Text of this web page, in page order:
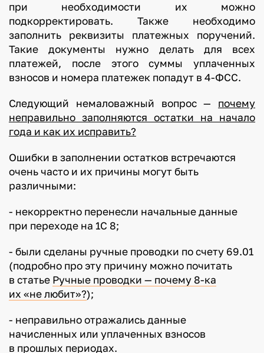
при необходимости их можно
подкорректировать. Также необходимо
заполнить реквизиты платежных поручений.
Такие документы нужно делать для всех
платежей, после этого суммы уплаченных
взносов и номера платежек попадут в 4-ФСС.
Следующий немаловажный вопрос — почему
неправильно заполняются остатки на начало
года и как их исправить?
Ошибки в заполнении остатков встречаются
очень часто и их причины могут быть
различными:
- некорректно перенесли начальные данные
при переходе на 1С 8;
- были сделаны ручные проводки по счету 69.01
(подробно про эту причину можно почитать
в статье Ручные проводки — почему 8-ка
их «не любит»?);
- неправильно отражались данные
начисленных или уплаченных взносов
в прошлых периодах.